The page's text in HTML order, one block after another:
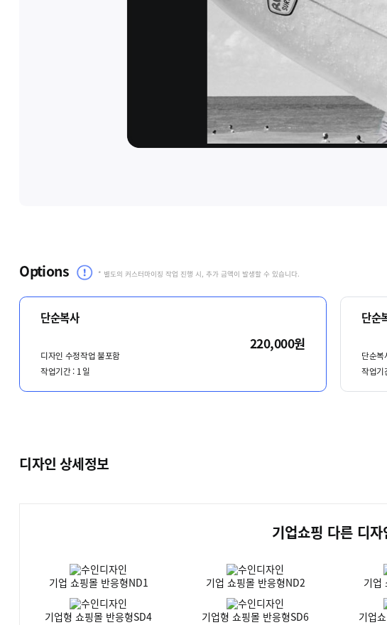
Options * 별도의 커스터마이징 작업 진행 시, 추가 금액이 발생할 수 있습니다.
단순복사
디자인 수정작업 불포함
작업기간 : 1일
220,000원
단순
단순복
작업기
디자인 상세정보
기업쇼핑 다른 디자
기업 쇼핑몰 반응형ND1 기업 쇼핑몰 반응형ND2 기업
기업형 쇼핑몰 반응형SD4 기업형 쇼핑몰 반응형SD6 기업